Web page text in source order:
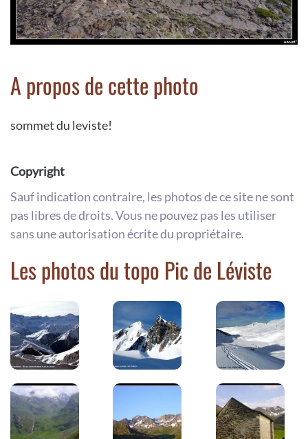
A propos de cette photo
sommet du leviste!
Copyright
Sauf indication contraire, les photos de ce site ne sont
pas libres de droits. Vous ne pouvez pas les utiliser
sans une autorisation écrite du propriétaire.
Les photos du topo Pic de Léviste